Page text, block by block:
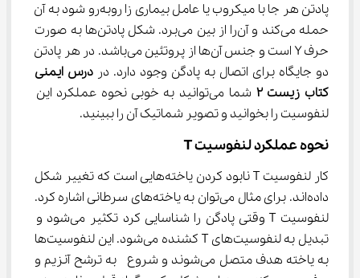
پادتن هر جا با میکروب یا عامل بیماری زا روبه‌رو شود به آن
حمله می‌کند و آن‌را از بین می‌برد. شکل پادتن‌ها به صورت
حرف Y است و جنس آ‌‌ن‌ها از پروتئین می‌باشد. در هر پادتن
دو جایگاه برای اتصال به پادگن وجود دارد. در درس ایمنی
کتاب زیست ۲
شما می‌توانید به خوبی نحوه عملکرد این
لنفوسیت را بخوانید و تصویر شماتیک آن را ببینید.
نحوه عملکرد لنفوسیت T
کار لنفوسیت T نابود کردن یاخته‌هایی است که تغییر شکل
داده‌اند. برای مثال می‌توان به یاخته‌های سرطانی اشاره کرد.
لنفوسیت T وقتی پادگن را شناسایی کرد تکثیر می‌شود و
تبدیل به لنفوسیت‌های T کشنده می‌شود. این لنفوسیت‌ها
به یاخته هدف متصل می‌شوند و شروع  به ترشح آنزیم و